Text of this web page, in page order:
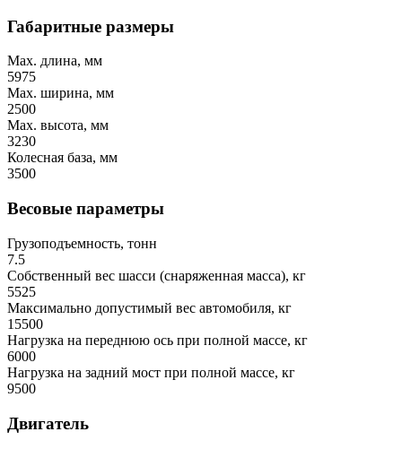
Габаритные размеры
Max. длина, мм
5975
Max. ширина, мм
2500
Max. высота, мм
3230
Колесная база, мм
3500
Весовые параметры
Грузоподъемность, тонн
7.5
Собственный вес шасси (снаряженная масса), кг
5525
Максимально допустимый вес автомобиля, кг
15500
Нагрузка на переднюю ось при полной массе, кг
6000
Нагрузка на задний мост при полной массе, кг
9500
Двигатель